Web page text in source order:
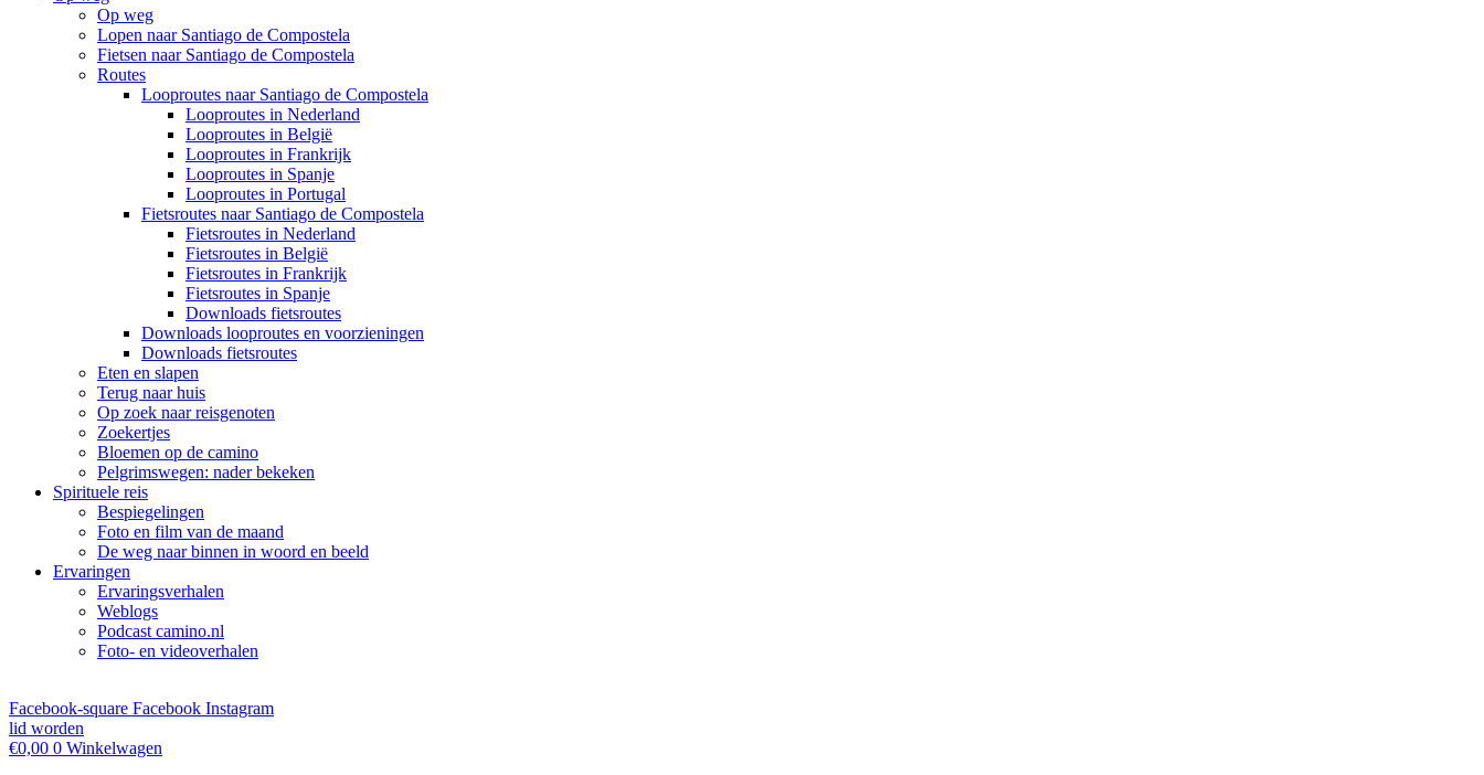
Op weg
Lopen naar Santiago de Compostela
Fietsen naar Santiago de Compostela
Routes
Looproutes naar Santiago de Compostela
Looproutes in Nederland
Looproutes in België
Looproutes in Frankrijk
Looproutes in Spanje
Looproutes in Portugal
Fietsroutes naar Santiago de Compostela
Fietsroutes in Nederland
Fietsroutes in België
Fietsroutes in Frankrijk
Fietsroutes in Spanje
Downloads fietsroutes
Downloads looproutes en voorzieningen
Downloads fietsroutes
Eten en slapen
Terug naar huis
Op zoek naar reisgenoten
Zoekertjes
Bloemen op de camino
Pelgrimswegen: nader bekeken
Spirituele reis
Bespiegelingen
Foto en film van de maand
De weg naar binnen in woord en beeld
Ervaringen
Ervaringsverhalen
Weblogs
Podcast camino.nl
Foto- en videoverhalen
Facebook-square Facebook Instagram
lid worden
€0,00 0 Winkelwagen